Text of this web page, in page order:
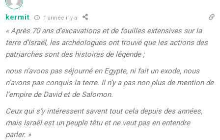
kermit 1 année il y a
« Après 70 ans d’excavations et de fouilles extensives sur la
terre d’Israël, les archéologues ont trouvé que les actions des
patriarches sont des histoires de légende ;
nous n’avons pas séjourné en Egypte, ni fait un exode, nous
n’avons pas conquis la terre. Il n’y a pas non plus de mention de
l’empire de David et de Salomon.
Ceux qui s’y intéressent savent tout cela depuis des années,
mais Israël est un peuple têtu et ne veut pas en entendre
parler. »